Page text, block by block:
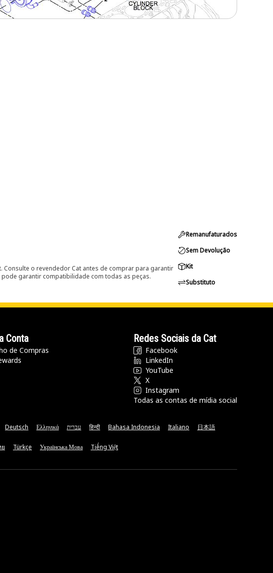
o revendedor Cat antes de comprar para garantir
garantir compatibilidade com todas as peças.
Remanufaturados
Sem Devolução
Kit
Substituto
Conta
de Compras
Redes Sociais da Cat
Facebook
LinkedIn
YouTube
X
Instagram
Todas as contas de mídia social
Deutsch Ελληνικά עברית हिन्दी Bahasa Indonesia Italiano 日本語
Türkçe Українська Мова Tiếng Việt